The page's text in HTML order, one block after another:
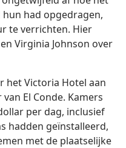
had opgedragen,
te verrichten. Hier
Virginia Johnson over
het Victoria Hotel aan
El Conde. Kamers
per dag, inclusief
hadden geïnstalleerd,
met de plaatselijke